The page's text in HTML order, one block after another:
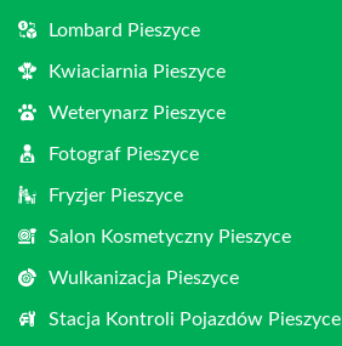
Lombard Pieszyce
Kwiaciarnia Pieszyce
Weterynarz Pieszyce
Fotograf Pieszyce
Fryzjer Pieszyce
Salon Kosmetyczny Pieszyce
Wulkanizacja Pieszyce
Stacja Kontroli Pojazdów Pieszyce